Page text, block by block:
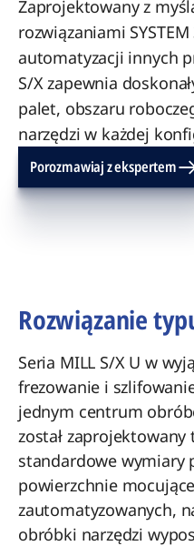
Zaprojektowany z
rozwiązaniami
automatyzacji innych
S/X zapewnia
palet, obszaru
narzędzi w każdej
Porozmawiaj z ekspertem
Rozwiązanie
Seria MILL S/X U w
frezowanie i
jednym centrum
został zaprojektowany
standardowe wymiary
powierzchnie
zautomatyzowanych,
obróbki narzędzi